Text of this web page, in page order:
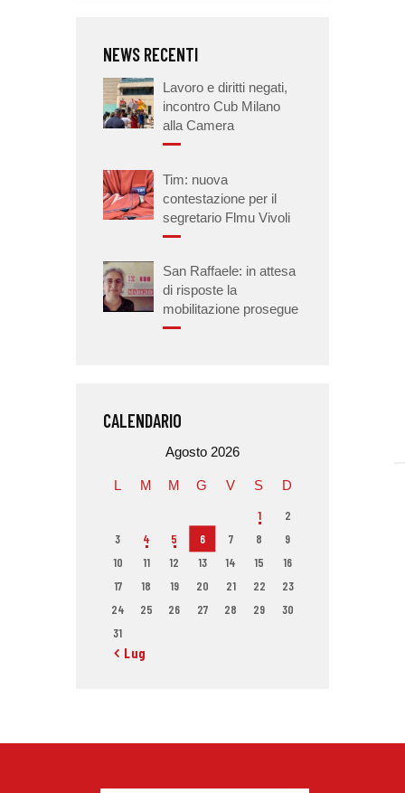
NEWS RECENTI
Lavoro e diritti negati,
incontro Cub Milano
alla Camera
Tim: nuova
contestazione per il
segretario Flmu Vivoli
San Raffaele: in attesa
di risposte la
mobilitazione prosegue
CALENDARIO
Agosto 2026
L M M G V S D
1
2
3
4 5 6 7 8
9
10
11 12 13 14 15
16
17
18 19 20 21 22
23
24
25 26 27 28 29
30
31
« Lug